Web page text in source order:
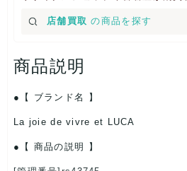
店舗買取 の商品を探す
商品説明
【 ブランド名 】
La joie de vivre et LUCA
【 商品の説明 】